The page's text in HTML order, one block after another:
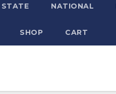
STATE NATIONAL
SHOP CART